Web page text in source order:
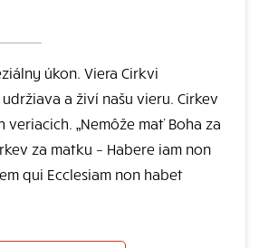
úkon. Viera Cirkvi
a živí našu vieru. Cirkev
veriacich. „Nemôže mať Boha za
za matku – Habere iam non
qui Ecclesiam non habet